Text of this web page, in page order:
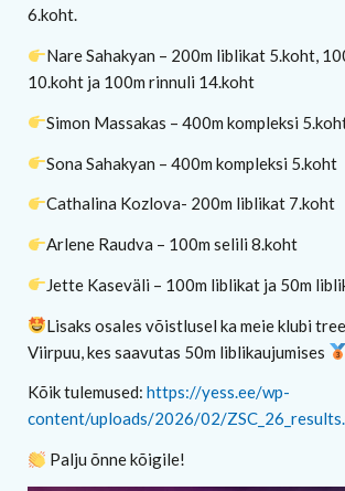
6.koht.
Nare Sahakyan – 200m liblikat 5.koht,
10.koht ja 100m rinnuli 14.koht
Simon Massakas – 400m kompleksi
Sona Sahakyan – 400m kompleksi 5.koht
Cathalina Kozlova- 200m liblikat 7.koht
Arlene Raudva – 100m selili 8.koht
Jette Kaseväli – 100m liblikat ja 50m
Lisaks osales võistlusel ka meie klubi
Viirpuu, kes saavutas 50m liblikaujumises
Kõik tulemused: https://yess.ee/wp-
content/uploads/2026/02/
Palju õnne kõigile!